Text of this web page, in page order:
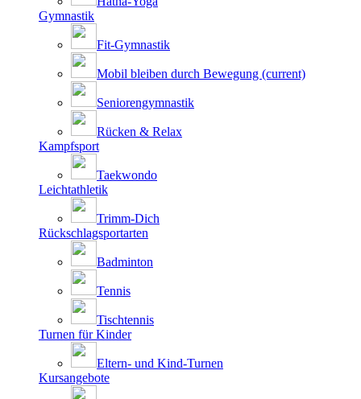
Gymnastik
Fit-Gymnastik
Mobil bleiben durch Bewegung (current)
Seniorengymnastik
Rücken & Relax
Kampfsport
Taekwondo
Leichtathletik
Trimm-Dich
Rückschlagsportarten
Badminton
Tennis
Tischtennis
Turnen für Kinder
Eltern- und Kind-Turnen
Kursangebote